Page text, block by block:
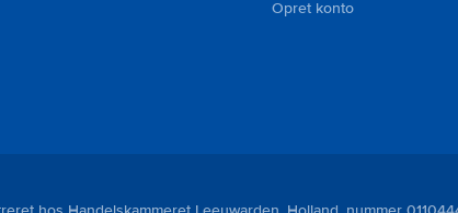
Opret konto